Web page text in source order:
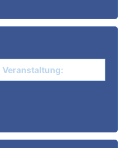
Veranstaltung: